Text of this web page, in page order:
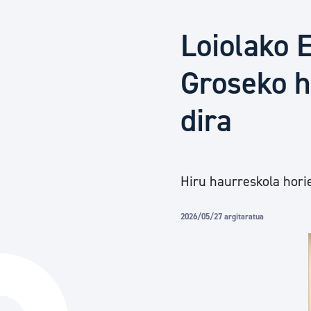
Osasun publikoa, animaliak eta kontsumoa
Haurrak eta gazteak
Loiolako
Groseko
dira
Hiru haurreskola
2026/05/27 argitaratua